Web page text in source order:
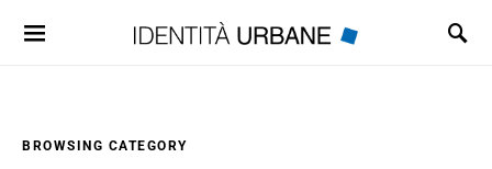
Search for:
BROWSING CATEGORY